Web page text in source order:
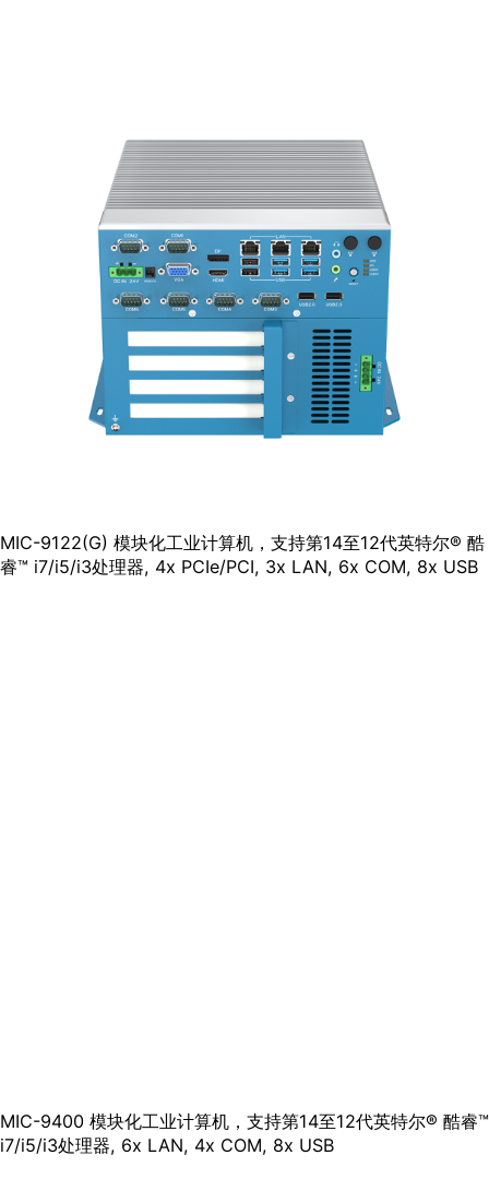
MIC-9122(G) 模块化⼯业计算机，⽀持第14⾄12代英特尔® 酷
睿™ i7/i5/i3处理器, 4x PCIe/PCI, 3x LAN, 6x COM, 8x USB
MIC-9400 模块化⼯业计算机，⽀持第14⾄12代英特尔® 酷睿™
i7/i5/i3处理器, 6x LAN, 4x COM, 8x USB